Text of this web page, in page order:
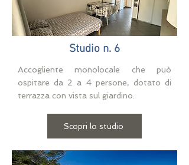
Studio n. 6
Accogliente monolocale che può
ospitare da 2 a 4 persone, dotato di
terrazza con vista sul giardino.
Scopri lo studio